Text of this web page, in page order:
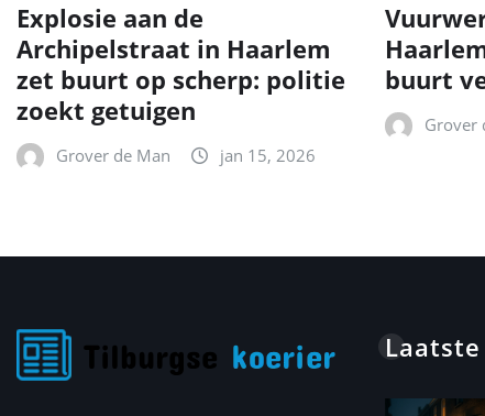
Explosie aan de
Archipelstraat in Haarlem
zet buurt op scherp: politie
zoekt getuigen
Grover de Man jan 15, 2026
buurt
Grover